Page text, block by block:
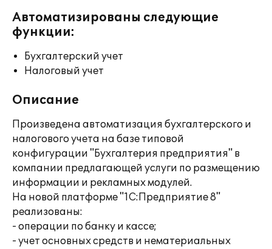
Автоматизированы следующие
функции:
Бухгалтерский учет
Налоговый учет
Описание
Произведена автоматизация бухгалтерского и
налогового учета на базе типовой
конфигурации "Бухгалтерия предприятия" в
компании предлагающей услуги по размещению
информации и рекламных модулей.
На новой платформе "1С:Предприятие 8"
реализованы:
- операции по банку и кассе;
- учет основных средств и нематериальных